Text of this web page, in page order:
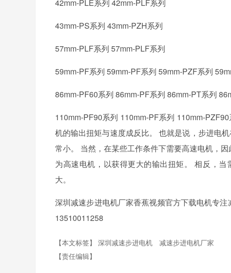
42mm-PLE系列 42mm-PLF系列
43mm-PS系列 43mm-PZH系列
57mm-PLF系列 57mm-PLF系列
59mm-PF系列 59mm-PF系列 59mm-PZF系列
86mm-PF60系列 86mm-PF系列 86mm-PT系列
110mm-PF90系列 110mm-PF系列 110mm-PZF90
机的输出扭矩与速度成反比。 也就是说，步
常小。 当然，在某些工作条件下需要高速电机
为高速电机，以获得更大的输出扭矩。 相
大。
深圳减速步进电机厂家香蕉视频官方下载电机专注减
13510011258
【本文标签】 深圳减速步进电机
减速步进电机厂家
【责任编辑】